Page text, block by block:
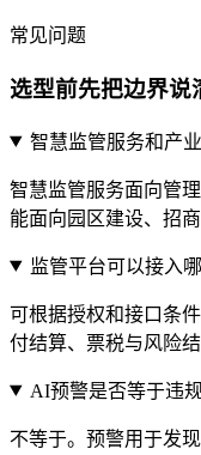
常见问题
选型前先把边界说
智慧监管服务和产
智慧监管服务面向管
能面向园区建设、招
监管平台可以接入哪
可根据授权和接口条
付结算、票税与风险
AI预警是否等于违规
不等于。预警用于发